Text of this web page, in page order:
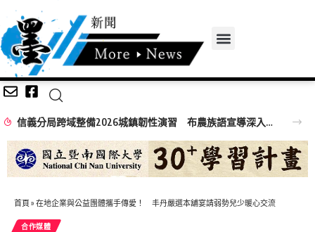
信義分局跨域整備2026城鎮韌性演習 布農族語宣導深入原鄉部落
首頁 » 在地企業與公益團體攜手傳愛！ 丰丹嚴選本舖宴請弱勢兒少暖心交流
合作媒體